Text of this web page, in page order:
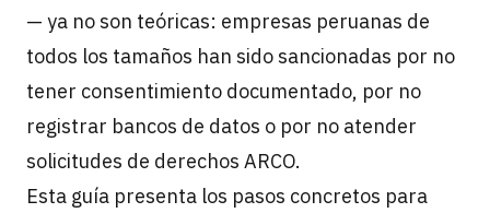
— ya no son teóricas: empresas peruanas de
todos los tamaños han sido sancionadas por no
tener consentimiento documentado, por no
registrar bancos de datos o por no atender
solicitudes de derechos ARCO.
Esta guía presenta los pasos concretos para